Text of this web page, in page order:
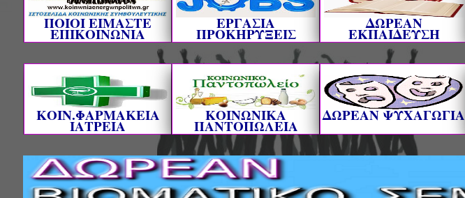
ΠΟΙΟΙ ΕΙΜΑΣΤΕ
ΕΠΙΚΟΙΝΩΝΙΑ
ΕΡΓΑΣΙΑ
ΠΡΟΚΗΡΥΞΕΙΣ
ΔΩΡΕΑΝ
ΕΚΠΑΙΔΕΥΣΗ
ΚΟΙΝ.ΦΑΡΜΑΚΕΙΑ
ΙΑΤΡΕΙΑ
ΚΟΙΝΩΝΙΚΑ
ΠΑΝΤΟΠΩΛΕΙΑ
ΔΩΡΕΑΝ ΨΥΧΑΓΩΓΙΑ